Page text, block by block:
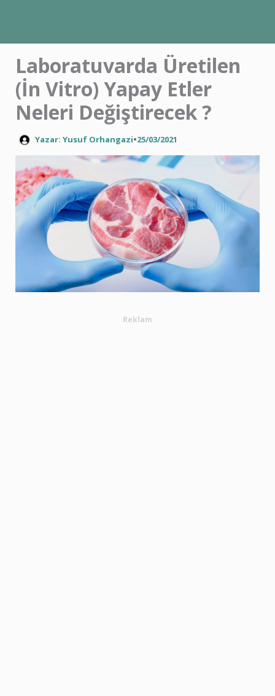
Laboratuvarda Üretilen
(İn Vitro) Yapay Etler
Neleri Değiştirecek ?
Yazar: Yusuf Orhangazi•25/03/2021
Reklam